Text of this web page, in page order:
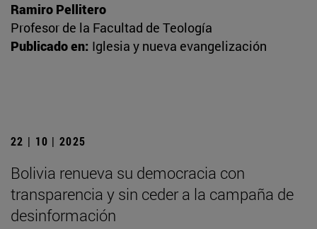
Ramiro Pellitero
Profesor de la Facultad de Teología
Publicado en: Iglesia y nueva evangelización
22 | 10 | 2025
Bolivia renueva su democracia con
transparencia y sin ceder a la campaña de
desinformación